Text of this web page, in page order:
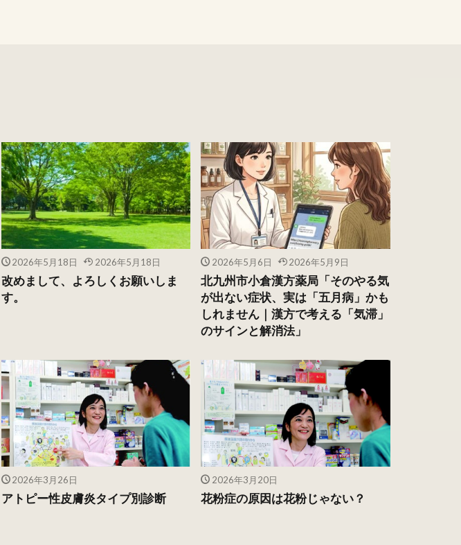
2026年5月18日 2026年5月18日
改めまして、よろしくお願いしま
す。
2026年5月6日 2026年5月9日
北九州市小倉漢方薬局「そのやる気
が出ない症状、実は「五月病」かも
しれません｜漢方で考える「気滞」
のサインと解消法」
2026年3月26日
アトピー性皮膚炎タイプ別診断
2026年3月20日
花粉症の原因は花粉じゃない？